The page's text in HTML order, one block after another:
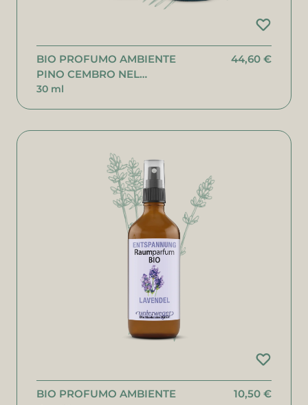
BIO PROFUMO AMBIENTE
PINO CEMBRO NEL
DISPENSER DI PINO
30 ml
44,60 €
BIO PROFUMO AMBIENTE
10,50 €